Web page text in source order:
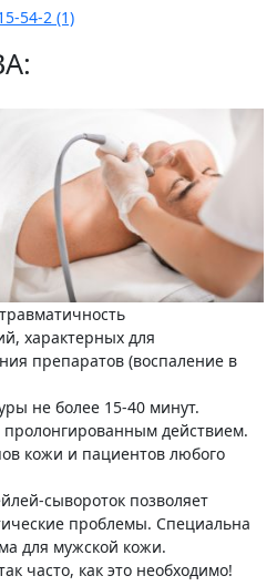
54-2 (1)
характерных для
препаратов (воспаление в
не более 15-40 минут.
действием.
кожи и пациентов любого
сывороток позволяет
проблемы. Специальна
для мужской кожи.
часто, как это необходимо!